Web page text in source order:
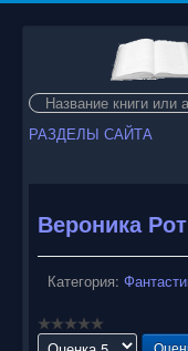
Искать...
РАЗДЕЛЫ САЙТА
Вероника
Категория: